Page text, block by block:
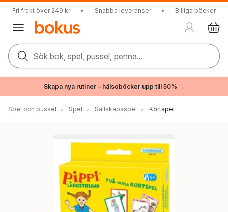
Fri frakt över 249 kr • Snabba leveranser • Billiga böcker
Sök bok, spel, pussel, penna...
Skapa nya rutiner – hälsoböcker upp till 50% →
Spel och pussel Spel Sällskapsspel Kortspel